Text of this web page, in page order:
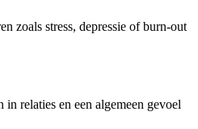
zoals stress, depressie of burn-out
relaties en een algemeen gevoel